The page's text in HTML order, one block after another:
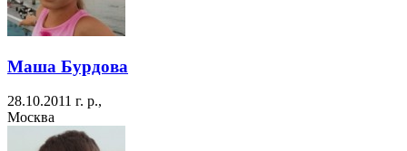
Маша Бурдова
28.10.2011 г. р.,
Москва